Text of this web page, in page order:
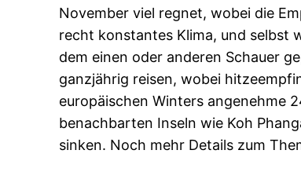
November viel regnet, wobei die
recht konstantes Klima, und selbst
dem einen oder anderen Schauer
ganzjährig reisen, wobei
europäischen Winters angenehme
benachbarten Inseln wie Koh
sinken. Noch mehr Details zum